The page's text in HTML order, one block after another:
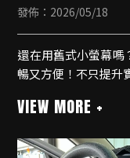
發佈：2026/05/18
還在用舊式小螢幕嗎
暢又方便！不只提升
🔹八核心規格
🔹內建無線CarPlay